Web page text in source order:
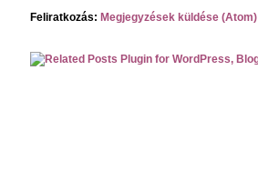
Feliratkozás: Megjegyzések küldése (Atom)